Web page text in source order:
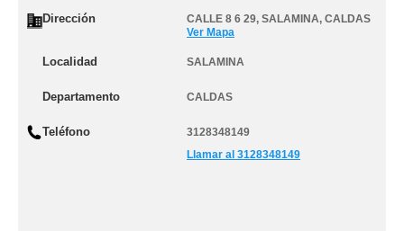
Dirección CALLE 8 6 29, SALAMINA, CALDAS
Ver Mapa
Localidad SALAMINA
Departamento CALDAS
Teléfono
3128348149
Llamar al 3128348149